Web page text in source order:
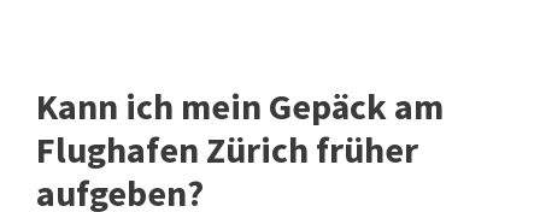
Kann ich mein Gepäck am
Flughafen Zürich früher
aufgeben?